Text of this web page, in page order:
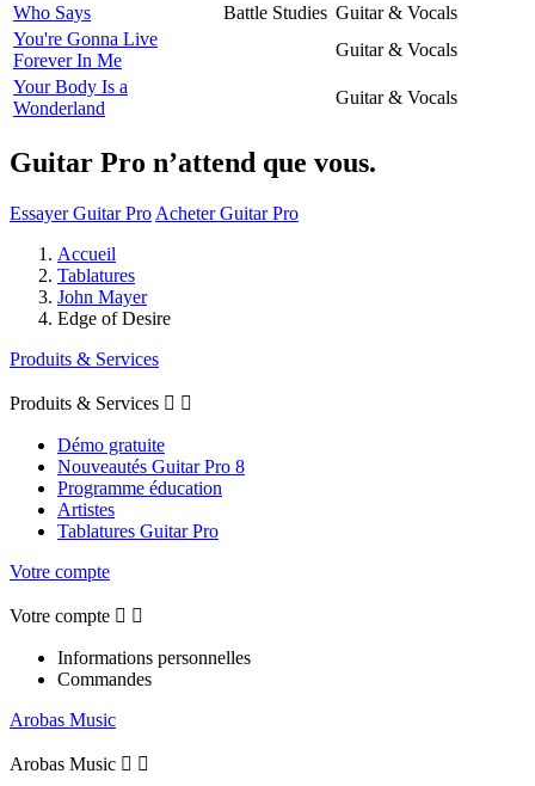
Who Says
Battle Studies Guitar & Vocals
You're Gonna Live
Forever In Me
Guitar & Vocals
Your Body Is a
Wonderland
Guitar & Vocals
Guitar Pro n’attend que vous.
Essayer Guitar Pro Acheter Guitar Pro
Accueil
Tablatures
John Mayer
Edge of Desire
Produits & Services
Produits & Services  
Démo gratuite
Nouveautés Guitar Pro 8
Programme éducation
Artistes
Tablatures Guitar Pro
Votre compte
Votre compte  
Informations personnelles
Commandes
Arobas Music
Arobas Music  